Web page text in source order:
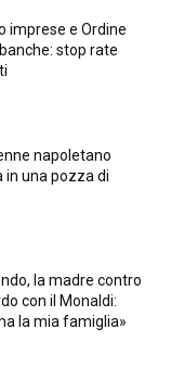
imprese e Ordine
stop rate
napoletano
in una pozza di
la madre contro
con il Monaldi:
la mia famiglia»